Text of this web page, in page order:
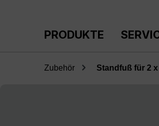
PRODUKTE
Zubehör Standfuß für 2